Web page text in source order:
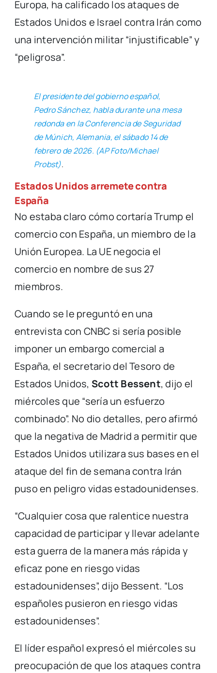
Europa, ha calificado los ataques de
Estados Unidos e Israel contra Irán como
una intervención militar “injustificable” y
“peligrosa”.
El presidente del gobierno español,
Pedro Sánchez, habla durante una mesa
redonda en la Conferencia de Seguridad
de Múnich, Alemania, el sábado 14 de
febrero de 2026. (AP Foto/Michael
Probst).
Estados Unidos arremete contra
España
No estaba claro cómo cortaría Trump el
comercio con España, un miembro de la
Unión Europea. La UE negocia el
comercio en nombre de sus 27
miembros.
Cuando se le preguntó en una
entrevista con CNBC si sería posible
imponer un embargo comercial a
España, el secretario del Tesoro de
Estados Unidos, Scott Bessent, dijo el
miércoles que “sería un esfuerzo
combinado”. No dio detalles, pero afirmó
que la negativa de Madrid a permitir que
Estados Unidos utilizara sus bases en el
ataque del fin de semana contra Irán
puso en peligro vidas estadounidenses.
“Cualquier cosa que ralentice nuestra
capacidad de participar y llevar adelante
esta guerra de la manera más rápida y
eficaz pone en riesgo vidas
estadounidenses”, dijo Bessent. “Los
españoles pusieron en riesgo vidas
estadounidenses”.
El líder español expresó el miércoles su
preocupación de que los ataques contra